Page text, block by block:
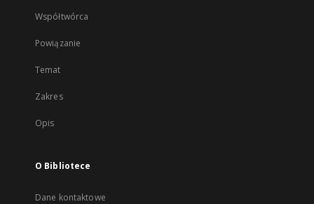
Współtwórca
Powiązanie
Temat
Zakres
Opis
O Bibliotece
Dane kontaktowe